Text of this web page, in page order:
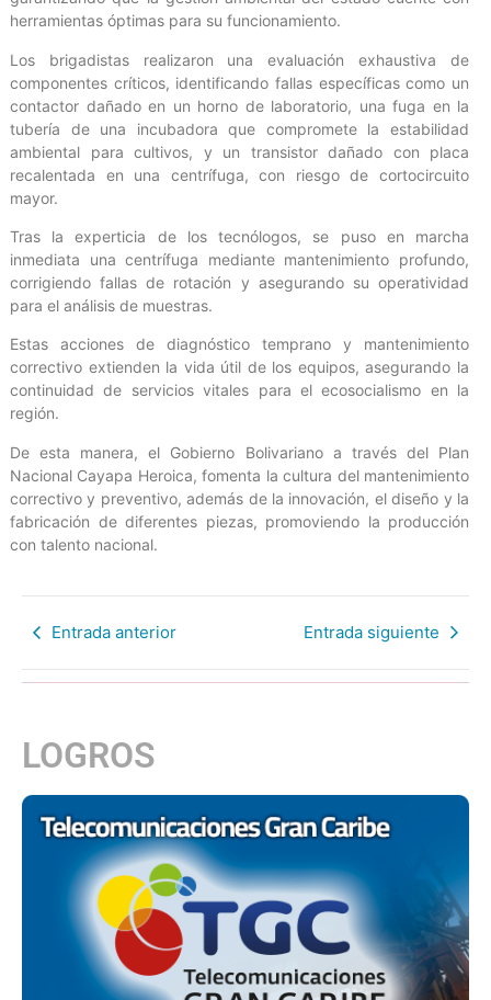
herramientas óptimas para su funcionamiento.
Los brigadistas realizaron una evaluación exhaustiva de
componentes críticos, identificando fallas específicas como un
contactor dañado en un horno de laboratorio, una fuga en la
tubería de una incubadora que compromete la estabilidad
ambiental para cultivos, y un transistor dañado con placa
recalentada en una centrífuga, con riesgo de cortocircuito
mayor.
Tras la experticia de los tecnólogos, se puso en marcha
inmediata una centrífuga mediante mantenimiento profundo,
corrigiendo fallas de rotación y asegurando su operatividad
para el análisis de muestras.
Estas acciones de diagnóstico temprano y mantenimiento
correctivo extienden la vida útil de los equipos, asegurando la
continuidad de servicios vitales para el ecosocialismo en la
región.
De esta manera, el Gobierno Bolivariano a través del Plan
Nacional Cayapa Heroica, fomenta la cultura del mantenimiento
correctivo y preventivo, además de la innovación, el diseño y la
fabricación de diferentes piezas, promoviendo la producción
con talento nacional.
Entrada anterior Entrada siguiente
LOGROS